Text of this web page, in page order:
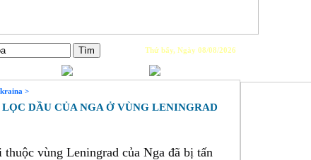
Thứ bẩy, Ngày 08/08/2026
>
DẦU CỦA NGA Ở VÙNG LENINGRAD
vùng Leningrad của Nga đã bị tấn